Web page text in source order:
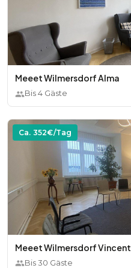
Meeet Wilmersdorf Alma
Bis4 Gäste
Ca. 352€/Tag
Meeet Wilmersdorf Vincent
Bis30 Gäste